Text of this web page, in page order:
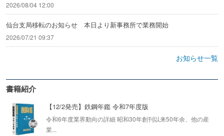
2026/08/04 12:00
仙台支局移転のお知らせ 本日より新事務所で業務開始
2026/07/21 09:37
お知らせ一覧
書籍紹介
【12/2発売】鉄鋼年鑑 令和7年度版
令和6年度業界動向の詳細 昭和30年創刊以来50年余、他の産
業...